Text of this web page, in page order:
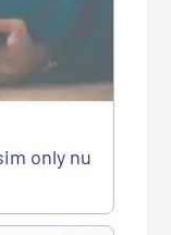
only nu